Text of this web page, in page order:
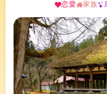
恋愛 家族